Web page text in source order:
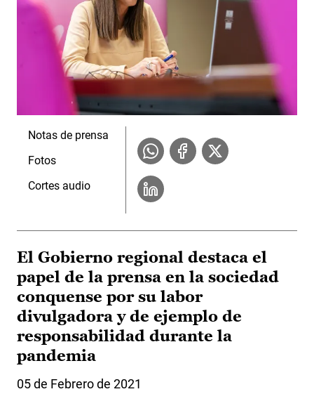
Notas de prensa
Fotos
Cortes audio
El Gobierno regional destaca el
papel de la prensa en la sociedad
conquense por su labor
divulgadora y de ejemplo de
responsabilidad durante la
pandemia
05 de Febrero de 2021